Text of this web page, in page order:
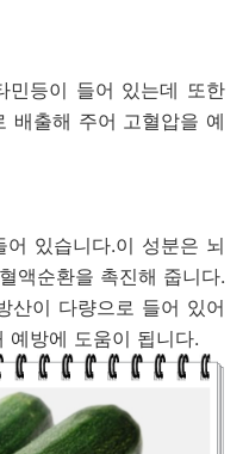
민등이 들어 있는데 또한
배출해 주어 고혈압을 예
있습니다.이 성분은 뇌
액순환을 촉진해 줍니다.
산이 다량으로 들어 있어
예방에 도움이 됩니다.